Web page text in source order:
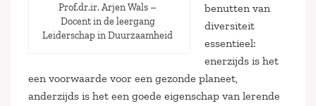
Prof.dr.ir. Arjen Wals –
Docent in de leergang
Leiderschap in Duurzaamheid
benutten van
diversiteit
essentieel:
enerzijds is het
een voorwaarde voor een gezonde planeet,
anderzijds is het een goede eigenschap van lerende